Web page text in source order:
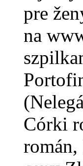
pre
na
Córki
román,